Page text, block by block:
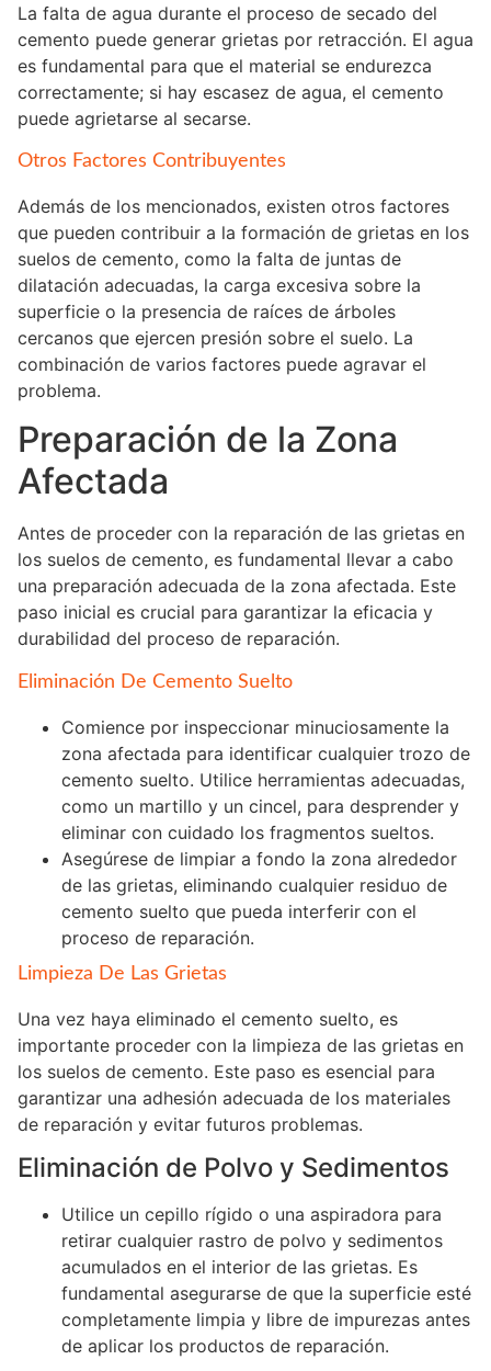
La falta de agua durante el proceso de secado del
cemento puede generar grietas por retracción. El agua
es fundamental para que el material se endurezca
correctamente; si hay escasez de agua, el cemento
puede agrietarse al secarse.
Otros Factores Contribuyentes
Además de los mencionados, existen otros factores
que pueden contribuir a la formación de grietas en los
suelos de cemento, como la falta de juntas de
dilatación adecuadas, la carga excesiva sobre la
superficie o la presencia de raíces de árboles
cercanos que ejercen presión sobre el suelo. La
combinación de varios factores puede agravar el
problema.
Preparación de la Zona
Afectada
Antes de proceder con la reparación de las grietas en
los suelos de cemento, es fundamental llevar a cabo
una preparación adecuada de la zona afectada. Este
paso inicial es crucial para garantizar la eficacia y
durabilidad del proceso de reparación.
Eliminación De Cemento Suelto
Comience por inspeccionar minuciosamente la
zona afectada para identificar cualquier trozo de
cemento suelto. Utilice herramientas adecuadas,
como un martillo y un cincel, para desprender y
eliminar con cuidado los fragmentos sueltos.
Asegúrese de limpiar a fondo la zona alrededor
de las grietas, eliminando cualquier residuo de
cemento suelto que pueda interferir con el
proceso de reparación.
Limpieza De Las Grietas
Una vez haya eliminado el cemento suelto, es
importante proceder con la limpieza de las grietas en
los suelos de cemento. Este paso es esencial para
garantizar una adhesión adecuada de los materiales
de reparación y evitar futuros problemas.
Eliminación de Polvo y Sedimentos
Utilice un cepillo rígido o una aspiradora para
retirar cualquier rastro de polvo y sedimentos
acumulados en el interior de las grietas. Es
fundamental asegurarse de que la superficie esté
completamente limpia y libre de impurezas antes
de aplicar los productos de reparación.